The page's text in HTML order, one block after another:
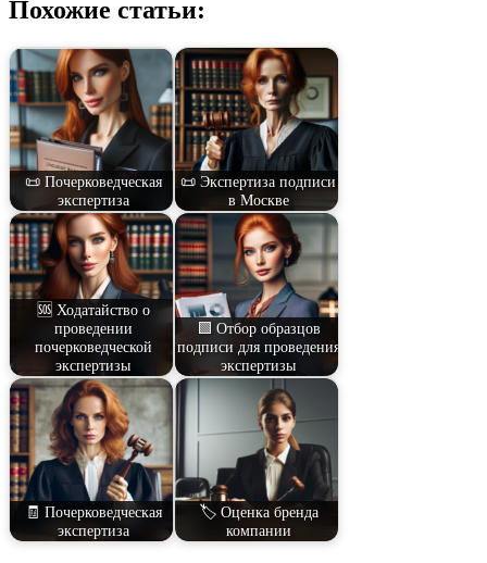
Похожие статьи:
📜 Почерковедческая
экспертиза
📜 Экспертиза подписи
в Москве
🆘 Ходатайство о
проведении
почерковедческой
экспертизы
🟩 Отбор образцов
подписи для проведения
экспертизы
🧾 Почерковедческая
экспертиза
🏷️ Оценка бренда
компании